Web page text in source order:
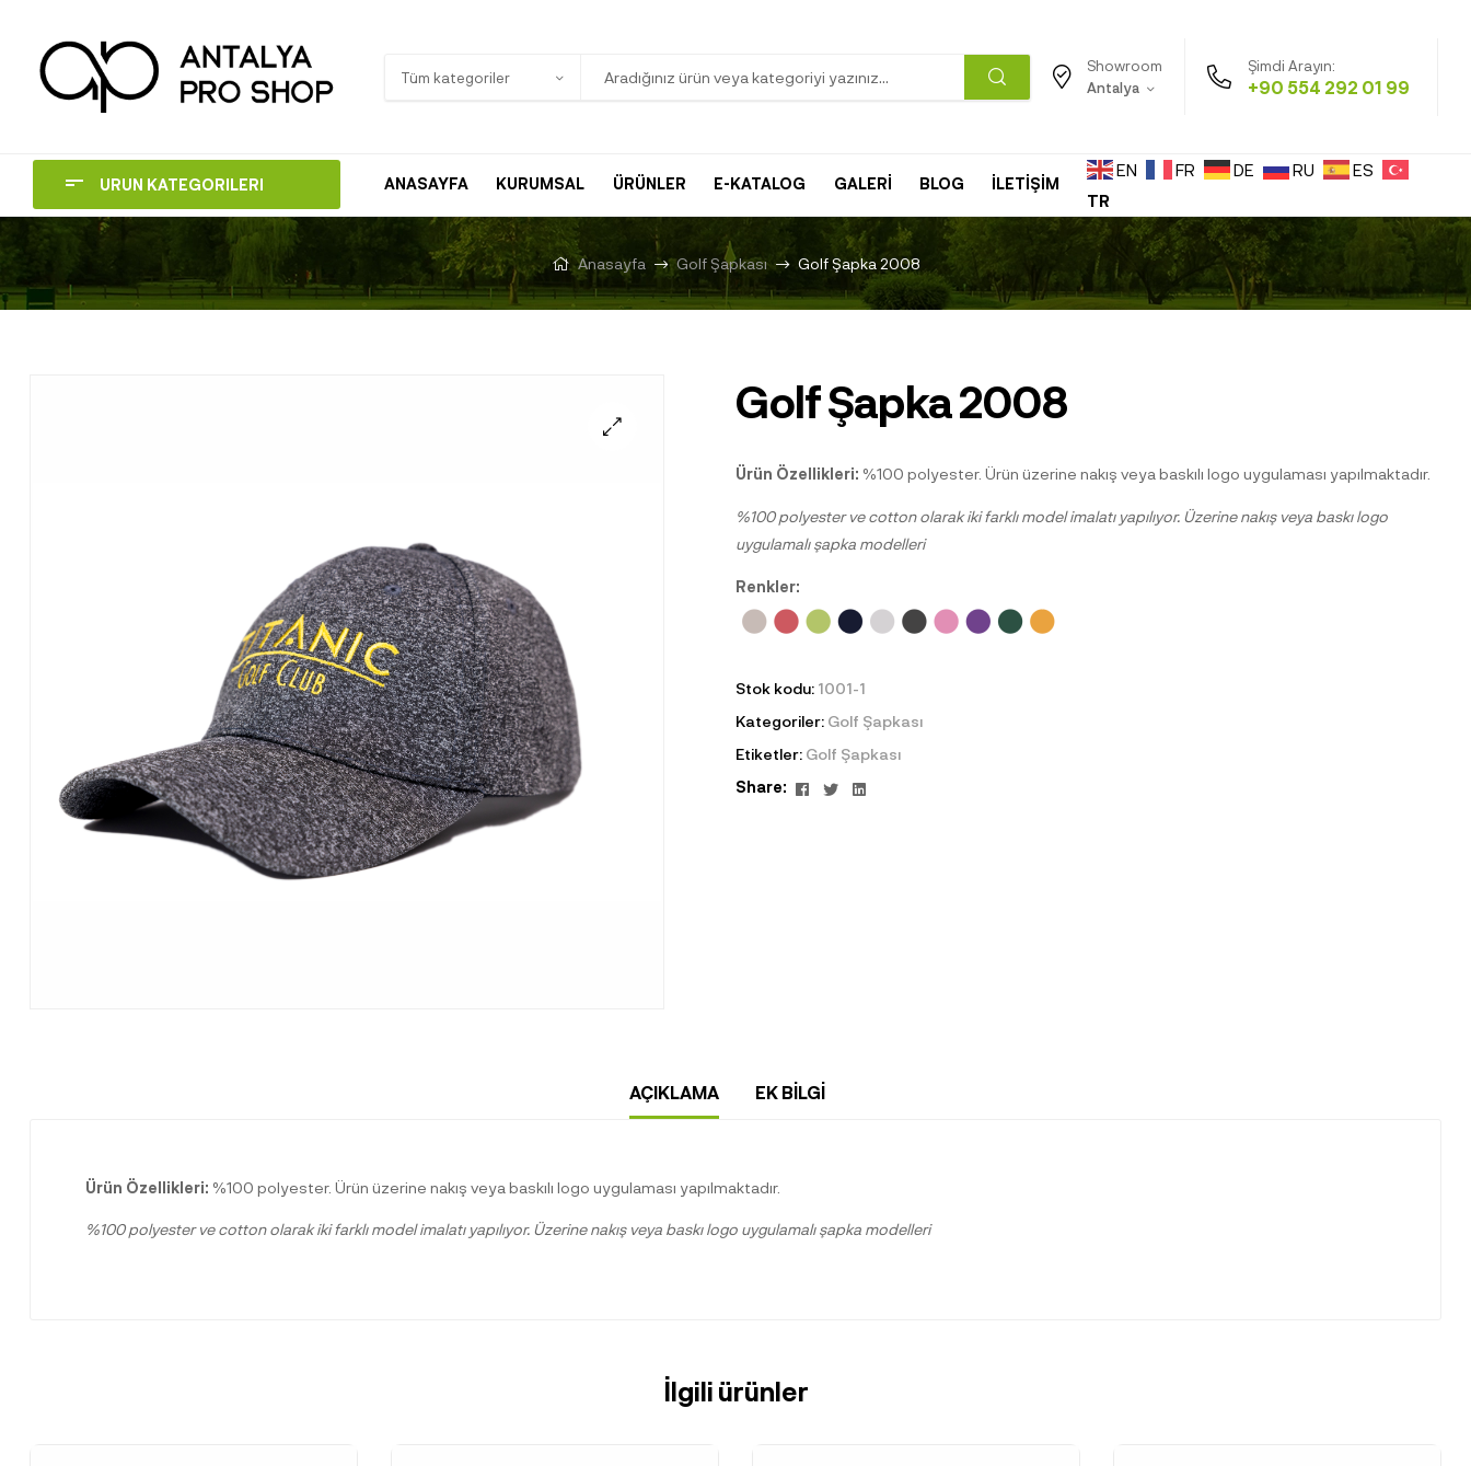
Tüm kategoriler
Showroom
Antalya
Şimdi Arayın:
+90 554 292 01 99
ÜRÜN KATEGORİLERİ ANASAYFA KURUMSAL ÜRÜNLER E-KATALOG GALERİ BLOG İLETİŞİM
EN FR DE RU
ES
TR
Anasayfa Golf Şapkası Golf Şapka 2008
Golf Şapka 2008
Ürün Özellikleri: %100 polyester. Ürün üzerine nakış veya baskılı logo uygulaması yapılmaktadır.
%100 polyester ve cotton olarak iki farklı model imalatı yapılıyor. Üzerine nakış veya baskı logo
uygulamalı şapka modelleri
Renkler:
Stok kodu: 1001-1
Kategoriler: Golf Şapkası
Etiketler: Golf Şapkası
Share:
Facebook
Twitter
Linkedin
AÇIKLAMA EK BILGI
Ürün Özellikleri: %100 polyester. Ürün üzerine nakış veya baskılı logo uygulaması yapılmaktadır.
%100 polyester ve cotton olarak iki farklı model imalatı yapılıyor. Üzerine nakış veya baskı logo uygulamalı şapka modelleri
İlgili ürünler